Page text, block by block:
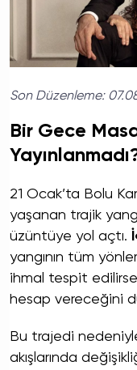
Son Düzenleme:
Bir Gece
21 Ocak’ta Bolu
yaşanan trajik
üzüntüye yol açtı.
yangının tüm
ihmal tespit
hesap vereceğini
Bu trajedi
akışlarında